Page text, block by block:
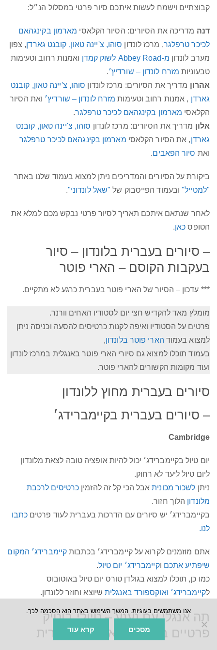
קבוצתיים וישמח לעשות איתכם סיור פרטי במסלול הנ״ל:
דנה מדריכה את הסיורים: הסיור הקלאסי מארמון בקינגהאם
לכיכר טרפלגר, מרכז לונדון סוהו, צ'יינה טאון, קובנט גארדן, צפון
מערב לונדון מ-Abbey Road לשוק קמדן
ואמנות רחוב וטעימות
טבעוניות מזרח לונדון – שורדיץ׳.
אהרון מדריך את הסיורים: מרכז לונדון סוהו, צ'יינה טאון, קובנט
גארדן , אמנות רחוב וטעימות מזרח לונדון – שורדיץ׳ ואת הסיור
הקלאסי מארמון בקינגהאם לכיכר טרפלגר.
אלון מדריך את הסיורים: מרכז לונדון סוהו, צ'יינה טאון, קובנט
גארדן, את הסיור הקלאסי מארמון בקינגהאם לכיכר טרפלגר
ואת סיור הפאבים.
ביקורת על הסיורים והמדריכים ניתן למצוא בעמוד שלנו באתר
"למטייל"ובעמוד הפייסבוק של "שאל לונדוני".
לאחר שנתאם איתכם תאריך לסיור פרטי נבקש מכם למלא את
הטופס כאן.
– סיורים בעברית בלונדון – סיור
בעקבות הקוסם – הארי פוטר
*** עדכון – הסיור של הארי פוטר בעברית כרגע לא מתקיים.
מומלץ מאד להקדיש חצי יום לסטודיו האחים וורנר.
פרטים על הסטודיו ואיפה לקנות כרטיסים להסעה וכניסה ניתן
למצוא בעמוד הארי פוטר בלונדון,
בעמוד תוכלו למצוא גם סיורי הארי פוטר באנגלית במרכז לונדון
ועוד מקומות הקשורים להארי פוטר.
סיורים בעברית מחוץ ללונדון
– סיורים בעברית בקיימברידג׳
Cambridge
יום טיול בקיימברידג׳ יכול להיות אופציה טובה לצאת מלונדון
ליום טיול ליעד לא רחוק.
ניתן לשכור מכונית אבל הכי קל זה להזמין כרטיסים לרכבת
מלונדון הלוך חזור.
בקיימברידג׳ יש סיורים עם הדרכות בעברית לעוד פרטיםכתבו
לנו.
אתם מוזמנים לקרוא על קיימברידג׳ בכתבות קיימברידג׳ המקום
שיפתיע אתכם וקיימברידג׳ יום טיול.
כמו כן, תוכלו למצוא בגולדן טורס יום טיול באוטובוס
לקיימברידג׳ ואוקספורד באנגליתשיוצא וחוזר ללונדון.
תה אנגלי עם נענע – טיולי בוטיק
פרטיים בעברית באנגליה הכפרית
אנו משתמשים בעוגיות. המשך השימוש באתר הוא הסכמה לכך.
מסכים קרא עוד